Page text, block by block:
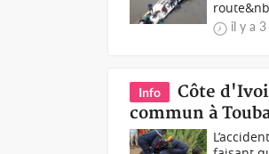
il y a 3
Info
Côte
commun à